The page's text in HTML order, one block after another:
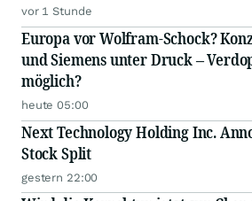
vor 1 Stunde
Europa vor Wolfram-Schock?
und Siemens unter Druck –
möglich?
heute 05:00
Next Technology Holding Inc.
Stock Split
gestern 22:00